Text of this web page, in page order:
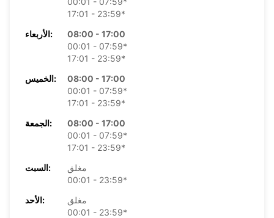
17:01 - 23:59*
الأربعاء:
08:00 - 17:00
00:01 - 07:59*
17:01 - 23:59*
الخميس:
08:00 - 17:00
00:01 - 07:59*
17:01 - 23:59*
الجمعة:
08:00 - 17:00
00:01 - 07:59*
17:01 - 23:59*
السبت:
مغلق
00:01 - 23:59*
الأحد:
مغلق
00:01 - 23:59*